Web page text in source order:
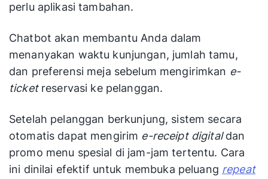
perlu aplikasi tambahan.
Chatbot akan membantu Anda dalam
menanyakan waktu kunjungan, jumlah tamu,
dan preferensi meja sebelum mengirimkan e-
ticketreservasi ke pelanggan.
Setelah pelanggan berkunjung, sistem secara
otomatis dapat mengirim e-receipt digitaldan
promo menu spesial di jam-jam tertentu. Cara
ini dinilai efektif untuk membuka peluang repeat